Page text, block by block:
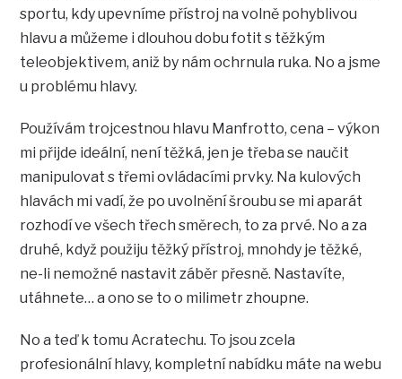
sportu, kdy upevníme přístroj na volně pohyblivou
hlavu a můžeme i dlouhou dobu fotit s těžkým
teleobjektivem, aniž by nám ochrnula ruka. No a jsme
u problému hlavy.
Používám trojcestnou hlavu Manfrotto, cena – výkon
mi přijde ideální, není těžká, jen je třeba se naučit
manipulovat s třemi ovládacími prvky. Na kulových
hlavách mi vadí, že po uvolnění šroubu se mi aparát
rozhodí ve všech třech směrech, to za prvé. No a za
druhé, když použiju těžký přístroj, mnohdy je těžké,
ne-li nemožné nastavit záběr přesně. Nastavíte,
utáhnete… a ono se to o milimetr zhoupne.
No a teď k tomu Acratechu. To jsou zcela
profesionální hlavy, kompletní nabídku máte na webu